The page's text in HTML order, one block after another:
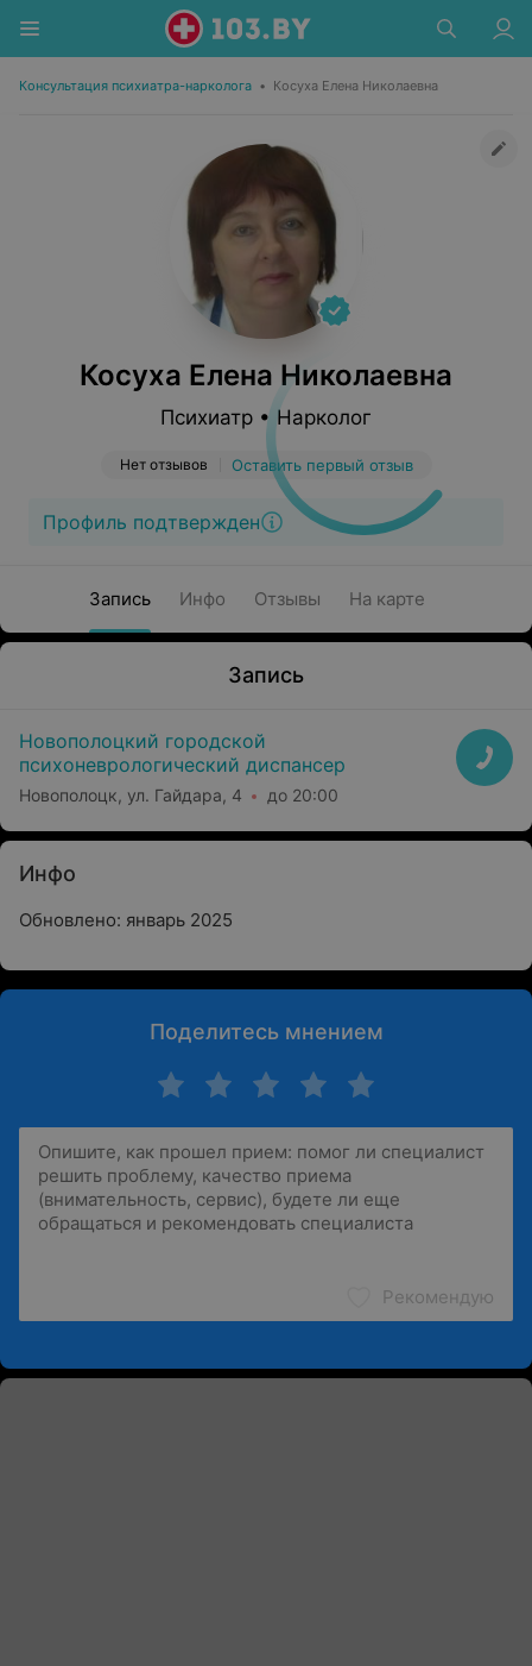
Консультация психиатра-нарколога • Косуха Елена Николаевна
Косуха Елена Николаевна
Психиатр • Нарколог
Нет отзывов Оставить первый отзыв
Профиль подтвержден
Запись Инфо Отзывы На карте
Запись
Новополоцкий городской
психоневрологический диспансер
Новополоцк, ул. Гайдара, 4 до 20:00
Инфо
Обновлено: январь 2025
Поделитесь мнением
Рекомендую